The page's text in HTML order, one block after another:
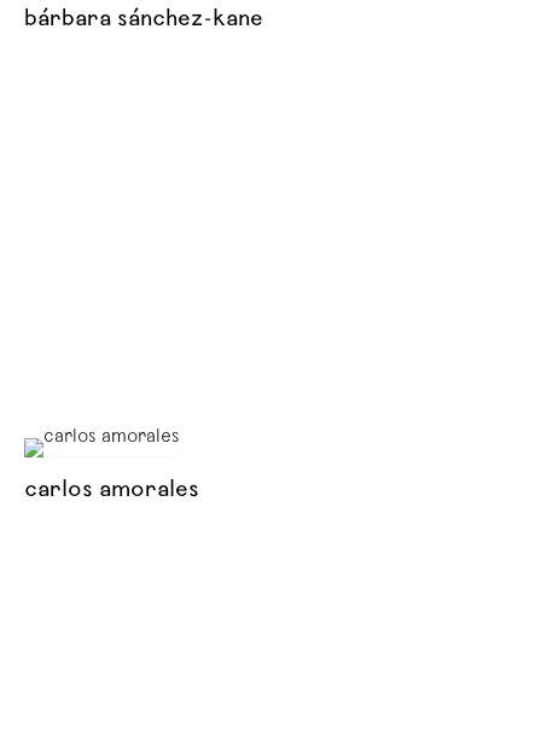
bárbara sánchez-kane
carlos amorales